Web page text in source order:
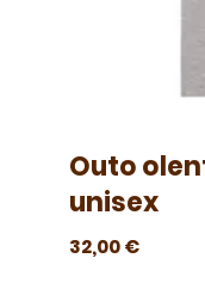
Outo
unisex
32,00€